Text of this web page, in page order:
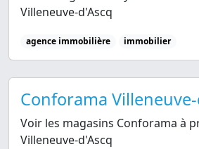
Villeneuve-d'Ascq
agence immobilière immobilier
Conforama Villeneuve-
Voir les magasins Conforama à
Villeneuve-d'Ascq